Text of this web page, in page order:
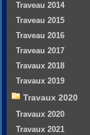
Traveau 2014
Traveau 2015
Traveau 2016
Traveau 2017
Travaux 2018
Travaux 2019
Travaux 2020
Travaux 2020
Travaux 2021